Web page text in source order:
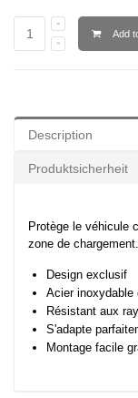
Add
Description
Produktsicherheit
Protège le véhicule
zone de chargement.
Design exclusif
Acier inoxydable
Résistant aux
S'adapte
Montage facile